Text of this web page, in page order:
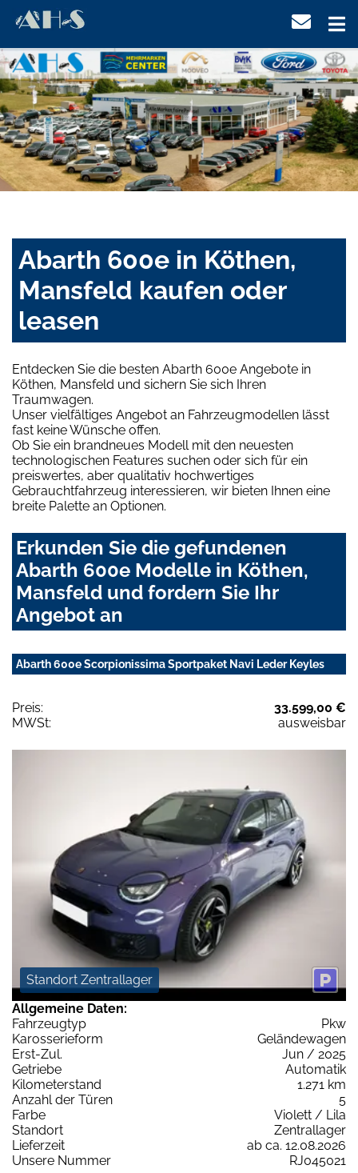
Abarth 600e in Köthen,
Mansfeld kaufen oder
leasen
Entdecken Sie die besten Abarth 600e Angebote in
Köthen, Mansfeld und sichern Sie sich Ihren
Traumwagen.
Unser vielfältiges Angebot an Fahrzeugmodellen lässt
fast keine Wünsche offen.
Ob Sie ein brandneues Modell mit den neuesten
technologischen Features suchen oder sich für ein
preiswertes, aber qualitativ hochwertiges
Gebrauchtfahrzeug interessieren, wir bieten Ihnen eine
breite Palette an Optionen.
Erkunden Sie die gefundenen
Abarth 600e Modelle in Köthen,
Mansfeld und fordern Sie Ihr
Angebot an
Abarth 600e Scorpionissima Sportpaket Navi Leder Keyles
Preis:
33.599,00 €
MWSt:
ausweisbar
Standort Zentrallager
Allgemeine Daten:
Fahrzeugtyp
Pkw
Karosserieform
Geländewagen
Erst-Zul.
Jun / 2025
Getriebe
Automatik
Kilometerstand
1.271 km
Anzahl der Türen
5
Farbe
Violett / Lila
Standort
Zentrallager
Lieferzeit
ab ca. 12.08.2026
Unsere Nummer
RJ045021